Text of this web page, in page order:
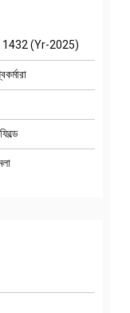
(Yr-2025)